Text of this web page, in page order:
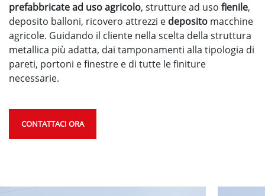
prefabbricate ad uso agricolo, strutture ad uso fienile,
deposito balloni, ricovero attrezzi e deposito macchine
agricole. Guidando il cliente nella scelta della struttura
metallica più adatta, dai tamponamenti alla tipologia di
pareti, portoni e finestre e di tutte le finiture
necessarie.
CONTATTACI ORA